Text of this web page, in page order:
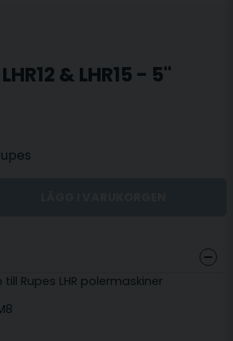
& LHR15 - 5"
Rupes LHR polermaskiner